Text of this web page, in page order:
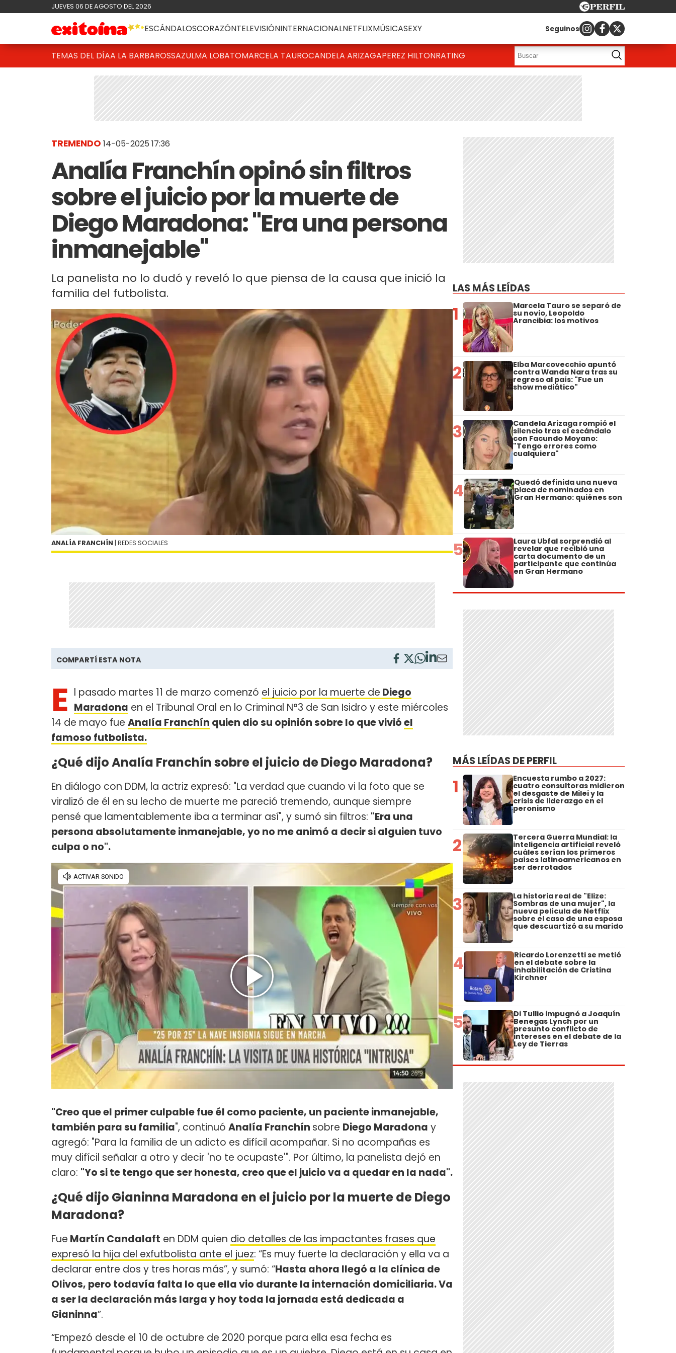
JUEVES 06 DE AGOSTO DEL 2026
ESCÁNDALOSCORAZÓNTELEVISIÓNINTERNACIONALNETFLIXMÚSICASEXY Seguinos
TEMAS DEL DÍAA LA BARBAROSSAZULMA LOBATOMARCELA TAUROCANDELA ARIZAGAPEREZ HILTONRATING
TREMENDO 14-05-2025 17:36
Analía Franchín opinó sin filtros
sobre el juicio por la muerte de
Diego Maradona: "Era una persona
inmanejable"
La panelista no lo dudó y reveló lo que piensa de la causa que inició la
familia del futbolista.
ANALÍA FRANCHÍN | REDES SOCIALES
COMPARTÍ ESTA NOTA
E l pasado martes 11 de marzo comenzó el juicio por la muerte de Diego
Maradona en el Tribunal Oral en lo Criminal N°3 de San Isidro y este miércoles
14 de mayo fue Analía Franchín quien dio su opinión sobre lo que vivióel
famoso futbolista.
¿Qué dijo Analía Franchín sobre el juicio de Diego Maradona?
En diálogo con DDM, la actriz expresó: "La verdad que cuando vi la foto que se
viralizó de él en su lecho de muerte me pareció tremendo, aunque siempre
pensé que lamentablemente iba a terminar así", y sumó sin filtros: "Era una
persona absolutamente inmanejable, yo no me animó a decir si alguien tuvo
culpa o no".
"Creo que el primer culpable fue él como paciente, un paciente inmanejable,
también para su familia", continuó Analía Franchín sobre Diego Maradona y
agregó: "Para la familia de un adicto es difícil acompañar. Si no acompañas es
muy difícil señalar a otro y decir 'no te ocupaste'". Por último, la panelista dejó en
claro: "Yo si te tengo que ser honesta, creo que el juicio va a quedar en la nada".
¿Qué dijo Gianinna Maradona en el juicio por la muerte de Diego
Maradona?
Fue Martín Candalaft en DDM quien dio detalles de las impactantes frases que
expresó la hija del exfutbolista ante el juez: “Es muy fuerte la declaración y ella va a
declarar entre dos y tres horas más”, y sumó: “Hasta ahora llegó a la clínica de
Olivos, pero todavía falta lo que ella vio durante la internación domiciliaria. Va
a ser la declaración más larga y hoy toda la jornada está dedicada a
Gianinna”.
“Empezó desde el 10 de octubre de 2020 porque para ella esa fecha es
LAS MÁS LEÍDAS
1 Marcela Tauro se separó de
su novio, Leopoldo
Arancibia: los motivos
2 Elba Marcovecchio apuntó
contra Wanda Nara tras su
regreso al país: "Fue un
show mediático"
3 Candela Arizaga rompió el
silencio tras el escándalo
con Facundo Moyano:
"Tengo errores como
cualquiera"
4 Quedó definida una nueva
placa de nominados en
Gran Hermano: quiénes son
5 Laura Ubfal sorprendió al
revelar que recibió una
carta documento de un
participante que continúa
en Gran Hermano
MÁS LEÍDAS DE PERFIL
1 Encuesta rumbo a 2027:
cuatro consultoras midieron
el desgaste de Milei y la
crisis de liderazgo en el
peronismo
2 Tercera Guerra Mundial: la
inteligencia artificial reveló
cuáles serían los primeros
países latinoamericanos en
ser derrotados
3 La historia real de "Elize:
Sombras de una mujer", la
nueva película de Netflix
sobre el caso de una esposa
que descuartizó a su marido
4 Ricardo Lorenzetti se metió
en el debate sobre la
inhabilitación de Cristina
Kirchner
5 Di Tullio impugnó a Joaquín
Benegas Lynch por un
presunto conflicto de
intereses en el debate de la
Ley de Tierras